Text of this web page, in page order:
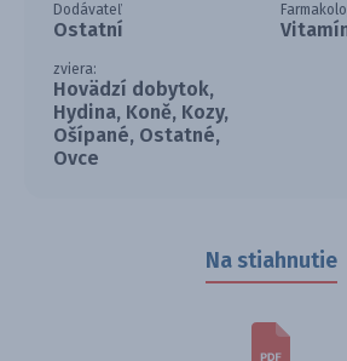
Dodávateľ
Ostatní
zviera:
Hovädzí dobytok,
Hydina, Koně, Kozy,
Ošípané, Ostatné,
Ovce
Na stiahnutie